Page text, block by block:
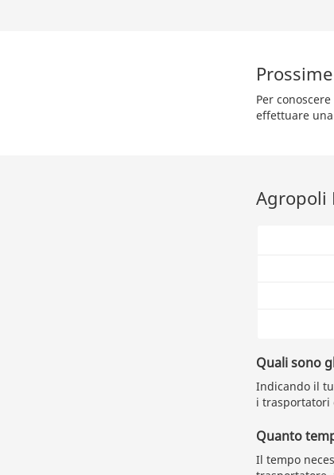
Per
effettuare
Agropoli
Quali sono
Indicando il
i trasportatori
Quanto
Il tempo